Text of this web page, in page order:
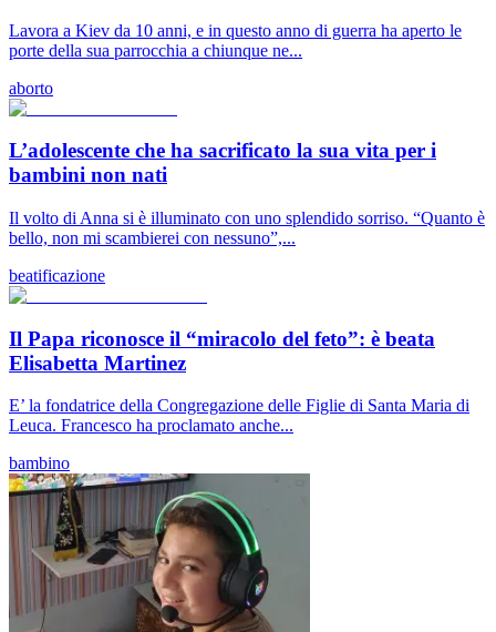
Lavora a Kiev da 10 anni, e in questo anno di guerra ha aperto le
porte della sua parrocchia a chiunque ne...
aborto
L’adolescente che ha sacrificato la sua vita per i
bambini non nati
Il volto di Anna si è illuminato con uno splendido sorriso. “Quanto è
bello, non mi scambierei con nessuno”,...
beatificazione
Il Papa riconosce il “miracolo del feto”: è beata
Elisabetta Martinez
E’ la fondatrice della Congregazione delle Figlie di Santa Maria di
Leuca. Francesco ha proclamato anche...
bambino